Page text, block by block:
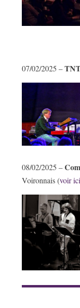
07/02/2025 –
08/02/2025 –
Voironnais (voir ici